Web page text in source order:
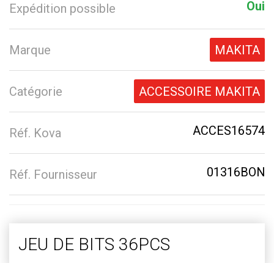
Expédition possible Oui
Marque MAKITA
Catégorie ACCESSOIRE MAKITA
Réf. Kova ACCES16574
Réf. Fournisseur 01316BON
JEU DE BITS 36PCS